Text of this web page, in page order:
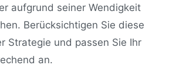
aufgrund seiner Wendigkeit
Berücksichtigen Sie diese
Strategie und passen Sie Ihr
an.